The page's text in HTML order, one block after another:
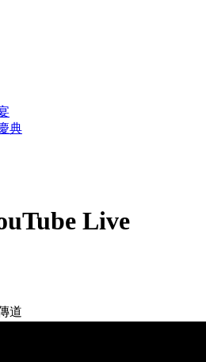
典
Live
道